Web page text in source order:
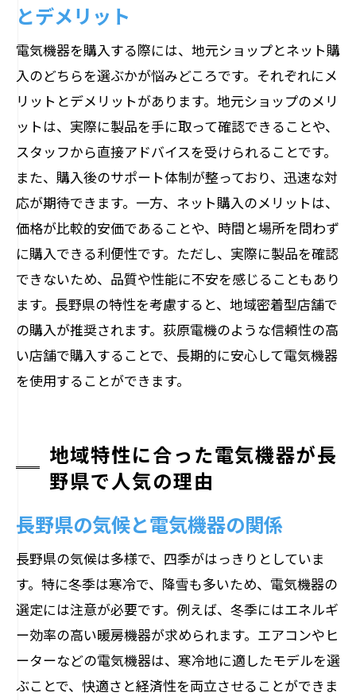
とデメリット
電気機器を購入する際には、地元ショップとネット購
入のどちらを選ぶかが悩みどころです。それぞれにメ
リットとデメリットがあります。地元ショップのメリ
ットは、実際に製品を手に取って確認できることや、
スタッフから直接アドバイスを受けられることです。
また、購入後のサポート体制が整っており、迅速な対
応が期待できます。一方、ネット購入のメリットは、
価格が比較的安価であることや、時間と場所を問わず
に購入できる利便性です。ただし、実際に製品を確認
できないため、品質や性能に不安を感じることもあり
ます。長野県の特性を考慮すると、地域密着型店舗で
の購入が推奨されます。荻原電機のような信頼性の高
い店舗で購入することで、長期的に安心して電気機器
を使用することができます。
地域特性に合った電気機器が長
野県で人気の理由
長野県の気候と電気機器の関係
長野県の気候は多様で、四季がはっきりとしていま
す。特に冬季は寒冷で、降雪も多いため、電気機器の
選定には注意が必要です。例えば、冬季にはエネルギ
ー効率の高い暖房機器が求められます。エアコンやヒ
ーターなどの電気機器は、寒冷地に適したモデルを選
ぶことで、快適さと経済性を両立させることができま